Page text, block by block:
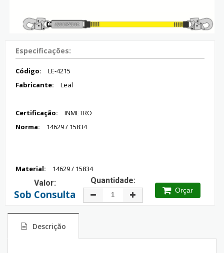
Especificações:
Código:
LE-4215
Fabricante:
Leal
Certificação:
INMETRO
Norma:
14629 / 15834
Material: 14629 / 15834
Valor:
Sob Consulta
Quantidade:
Orçar
Descrição